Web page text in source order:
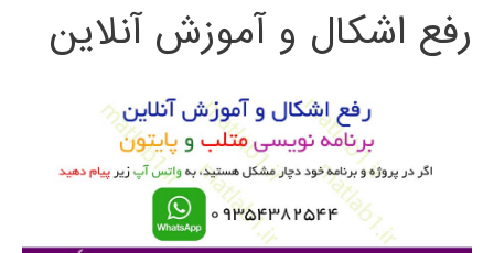
ج
رفع اشکال و آموزش آنلاین